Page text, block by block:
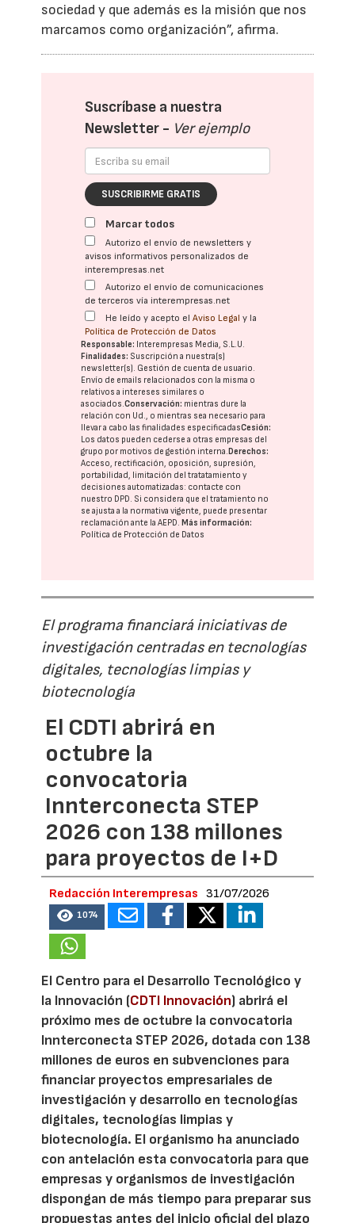
sociedad y que además es la misión que nos
marcamos como organización”, afirma.
Suscríbase a nuestra
Newsletter - Ver ejemplo
SUSCRIBIRME GRATIS
Marcar todos
Autorizo el envío de newsletters y
avisos informativos personalizados de
interempresas.net
Autorizo el envío de comunicaciones
de terceros vía interempresas.net
He leído y acepto elAviso Legal y la
Política de Protección de Datos
Responsable: Interempresas Media, S.L.U.
Finalidades: Suscripción a nuestra(s)
newsletter(s). Gestión de cuenta de usuario.
Envío de emails relacionados con la misma o
relativos a intereses similares o
asociados.Conservación: mientras dure la
relación con Ud., o mientras sea necesario para
llevar a cabo las finalidades especificadasCesión:
Los datos pueden cederse a otras empresas del
grupo por motivos de gestión interna. Derechos:
Acceso, rectificación, oposición, supresión,
portabilidad, limitación del tratatamiento y
decisiones automatizadas: contacte con
nuestro DPD. Si considera que el tratamiento no
se ajusta a la normativa vigente, puede presentar
reclamación ante laAEPD. Más información:
Política de Protección de Datos
El programa financiará iniciativas de
investigación centradas en tecnologías
digitales, tecnologías limpias y
biotecnología
El CDTI abrirá en
octubre la
convocatoria
Innterconecta STEP
2026 con 138 millones
para proyectos de I+D
Redacción Interempresas 31/07/2026
1074
El Centro para el Desarrollo Tecnológico y
la Innovación (CDTI Innovación) abrirá el
próximo mes de octubre la convocatoria
Innterconecta STEP 2026, dotada con 138
millones de euros en subvenciones para
financiar proyectos empresariales de
investigación y desarrollo en tecnologías
digitales, tecnologías limpias y
biotecnología. El organismo ha anunciado
con antelación esta convocatoria para que
empresas y organismos de investigación
dispongan de más tiempo para preparar sus
propuestas antes del inicio oficial del plazo